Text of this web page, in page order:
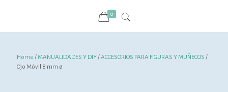
0
Home /MANUALIDADES Y DIY/ACCESORIOS PARA FIGURAS Y MUÑECOS /
Ojo Móvil 8 mm ø